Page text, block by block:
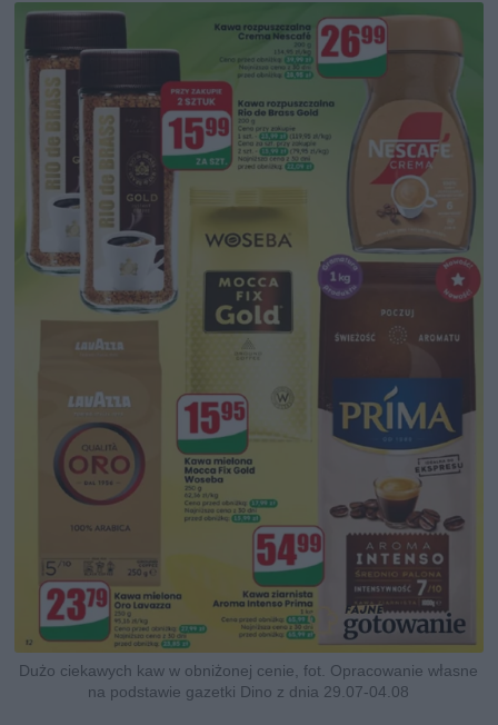
Dużo ciekawych kaw w obniżonej cenie, fot. Opracowanie własne
na podstawie gazetki Dino z dnia 29.07-04.08